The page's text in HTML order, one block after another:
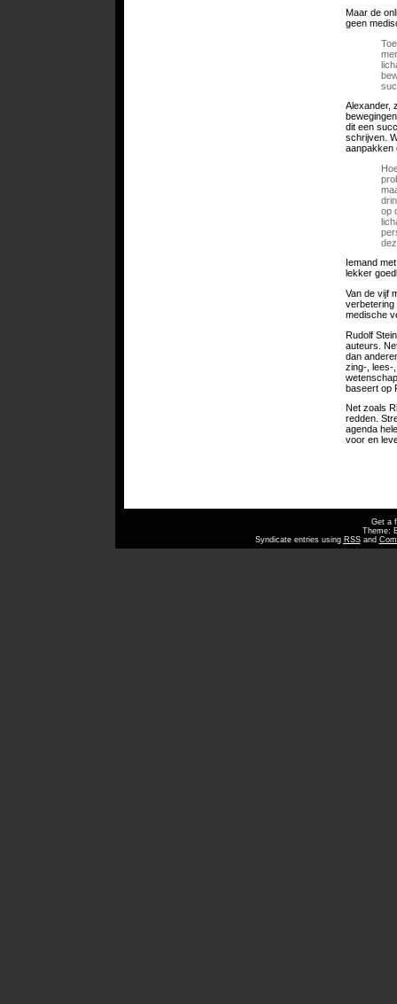
Maar de
geen
Alexander,
dit een
schrijven.
aanpakken
op
Iemand
lekker
Van de vijf
verbetering
medische
Rudolf
auteurs.
dan
zing-, lees-
baseert op
Net zoals
redden.
agenda
voor en
Get a
Theme:
Syndicate entries using RSSand